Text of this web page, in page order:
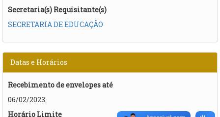
Secretaria(s) Requisitante(s)
SECRETARIA DE EDUCAÇÃO
Datas e Horários
Recebimento de envelopes até
06/02/2023
Horário Limite